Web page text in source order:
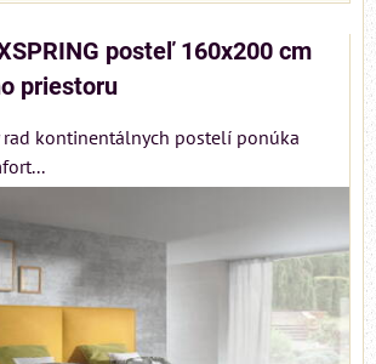
posteľ 160x200 cm
priestoru
rad kontinentálnych postelí ponúka